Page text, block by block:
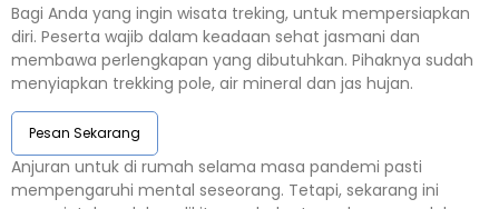
Bagi Anda yang ingin wisata treking, untuk mempersiapkan
diri. Peserta wajib dalam keadaan sehat jasmani dan
membawa perlengkapan yang dibutuhkan. Pihaknya sudah
menyiapkan trekking pole, air mineral dan jas hujan.
Pesan Sekarang
Anjuran untuk di rumah selama masa pandemi pasti
mempengaruhi mental seseorang. Tetapi, sekarang ini